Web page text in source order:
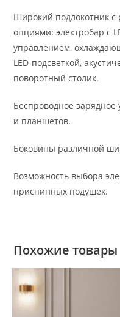
Широкий подлокотник
опциями: электробар с
управлением,
LED-подсветкой,
поворотный столик.
Беспроводное зарядное
и планшетов.
Боковины различной
Возможность выбора
приспинных подушек.
Похожие товары